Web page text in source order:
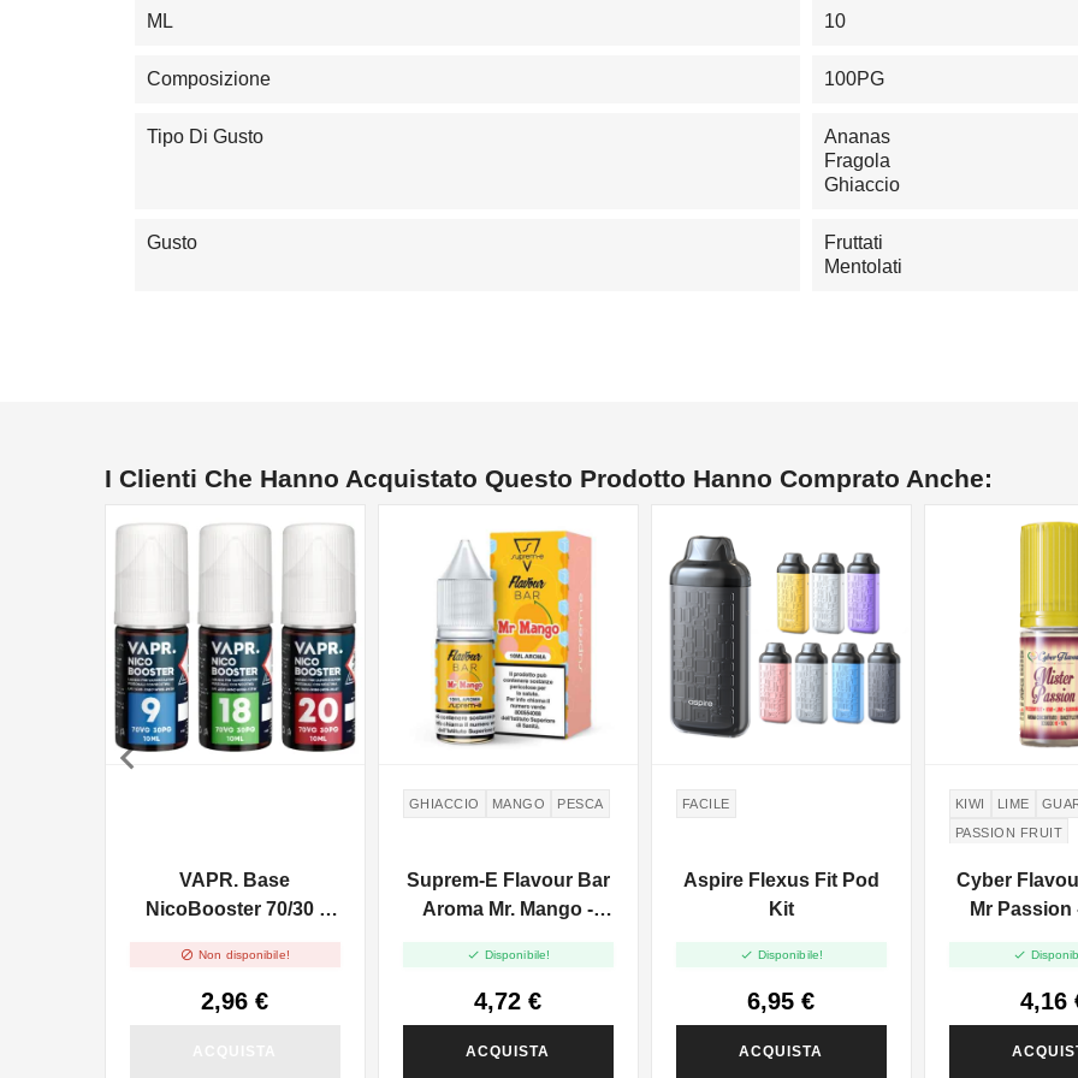
ML 10
Composizione 100PG
Tipo Di Gusto
Ananas
Fragola
Ghiaccio
Gusto
Fruttati
Mentolati
I Clienti Che Hanno Acquistato Questo Prodotto Hanno Comprato Anche:
VAPR. Base
NicoBooster 70/30 -
 Non disponibile!
2,96 €
GHIACCIO MANGO PESCA
Suprem-E Flavour Bar
Aroma Mr. Mango -
 Disponibile!
4,72 €
ACQUISTA
FACILE
Aspire Flexus Fit Pod
Kit
 Disponibile!
6,95 €
ACQUISTA
KIWI LIME
PASSION FRUIT
Cyber
Mr Passion
10ml

4,16
